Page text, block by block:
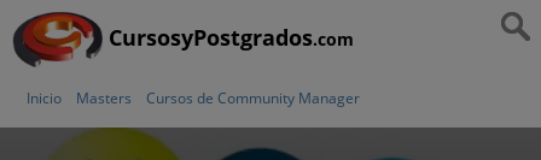
CursosyPostgrados.com
Inicio Masters Cursos de Community Manager